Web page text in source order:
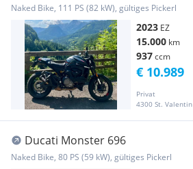
Naked Bike, 111 PS (82 kW), gültiges Pickerl
2023 EZ
15.000 km
937ccm
Privat
4300 St. Valentin
€ 10.989
Ducati Monster 696
Naked Bike, 80 PS (59 kW), gültiges Pickerl